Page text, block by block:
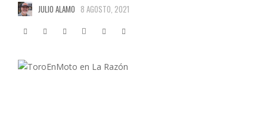
JULIO ALAMO 8 AGOSTO, 2021